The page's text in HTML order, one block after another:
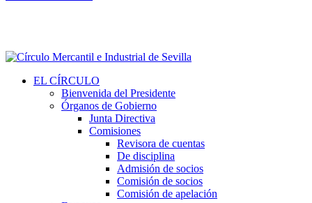
EL CÍRCULO
Bienvenida del Presidente
Órganos de Gobierno
Junta Directiva
Comisiones
Revisora de cuentas
De disciplina
Admisión de socios
Comisión de socios
Comisión de apelación